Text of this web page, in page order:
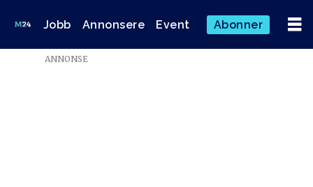
Jobb Annonsere Event Abonner
ANNONSE